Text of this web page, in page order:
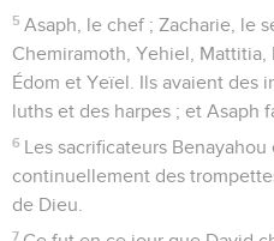
5 Asaph, le chef ; Zacharie, le
Chemiramoth, Yehiel, Mattitia,
Édom et Yeïel. Ils avaient des
luths et des harpes ; et Asaph
6 Les sacrificateurs
continuellement des
de Dieu.
7